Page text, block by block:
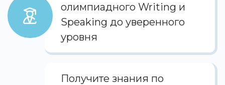
олимпиадного Writing и
Speaking до уверенного
уровня
Получите знания по